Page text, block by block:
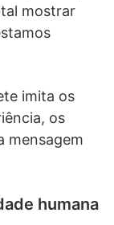
mostrar
imita os
os
mensagem
humana